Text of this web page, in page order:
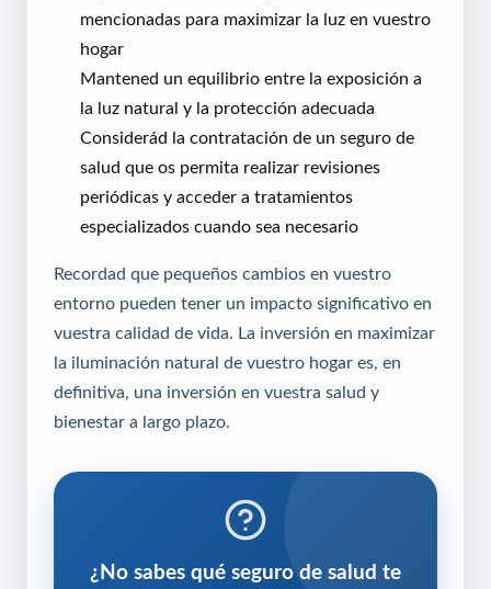
mencionadas para maximizar la luz en vuestro
hogar
Mantened un equilibrio entre la exposición a
la luz natural y la protección adecuada
Considerád la contratación de un seguro de
salud que os permita realizar revisiones
periódicas y acceder a tratamientos
especializados cuando sea necesario
Recordad que pequeños cambios en vuestro
entorno pueden tener un impacto significativo en
vuestra calidad de vida. La inversión en maximizar
la iluminación natural de vuestro hogar es, en
definitiva, una inversión en vuestra salud y
bienestar a largo plazo.
¿No sabes qué seguro de salud te